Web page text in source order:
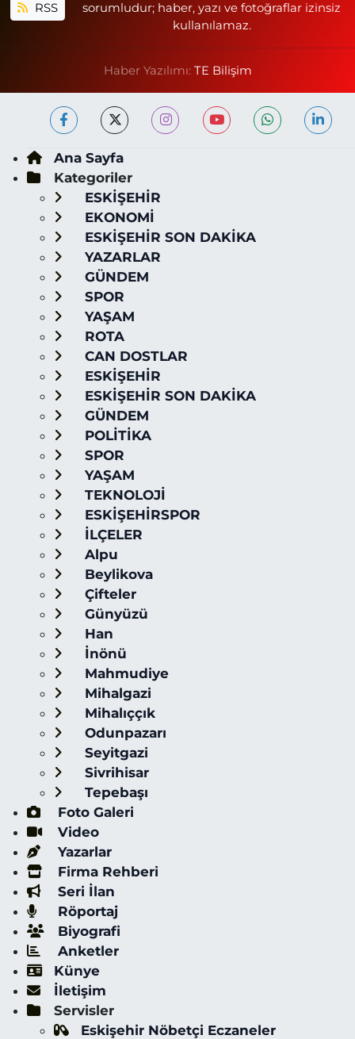
RSS
sorumludur; haber, yazı ve fotoğraflar izinsiz
kullanılamaz.
Haber Yazılımı: TE Bilişim
Ana Sayfa
Kategoriler
ESKİŞEHİR
EKONOMİ
ESKİŞEHİR SON DAKİKA
YAZARLAR
GÜNDEM
SPOR
YAŞAM
ROTA
CAN DOSTLAR
ESKİŞEHİR
ESKİŞEHİR SON DAKİKA
GÜNDEM
POLİTİKA
SPOR
YAŞAM
TEKNOLOJİ
ESKİŞEHİRSPOR
İLÇELER
Alpu
Beylikova
Çifteler
Günyüzü
Han
İnönü
Mahmudiye
Mihalgazi
Mihalıççık
Odunpazarı
Seyitgazi
Sivrihisar
Tepebaşı
Foto Galeri
Video
Yazarlar
Firma Rehberi
Seri İlan
Röportaj
Biyografi
Anketler
Künye
İletişim
Servisler
Eskişehir Nöbetçi Eczaneler